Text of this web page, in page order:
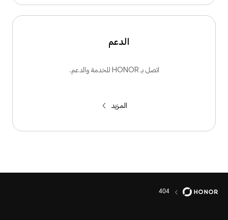
الدعم
اتصل بـ HONOR للخدمة والدعم.
المزيد
404